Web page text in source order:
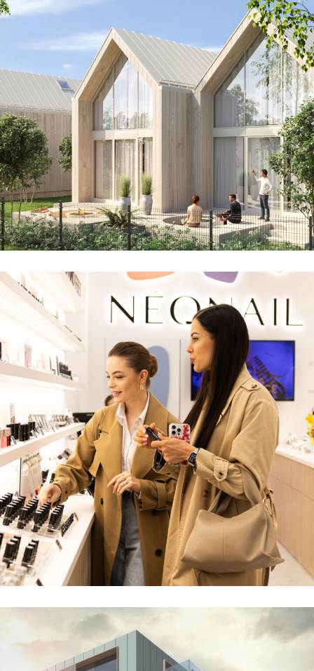
JUGÓW OWL VILLAGE
ARCHITEKTURA
Nowy Lokal Dla NEONAIL W Galerii
WROCLAVIA
REALIZACJE WNĘTRZA